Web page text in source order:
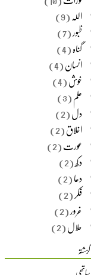
اللہ(9)
ظبور(7)
گناہ(4)
انسان(4)
خوش(4)
علم(3)
دل(2)
اخلاق(2)
عورت(2)
دکھ(2)
دعا(2)
فکر(2)
غرور(2)
حلال(2)
گزشتہ